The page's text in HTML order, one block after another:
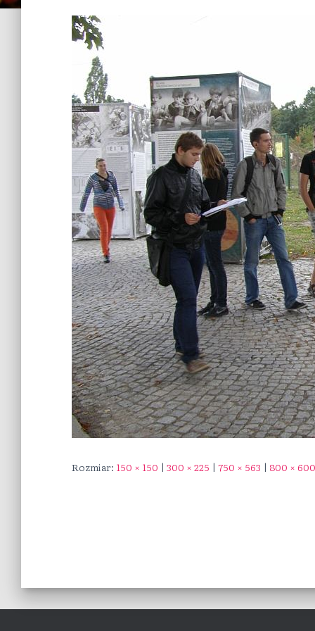
Rozmiar: 150 × 150 | 300 × 225 | 750 × 563 | 800 × 600